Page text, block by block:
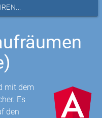
mit dem
Es
den